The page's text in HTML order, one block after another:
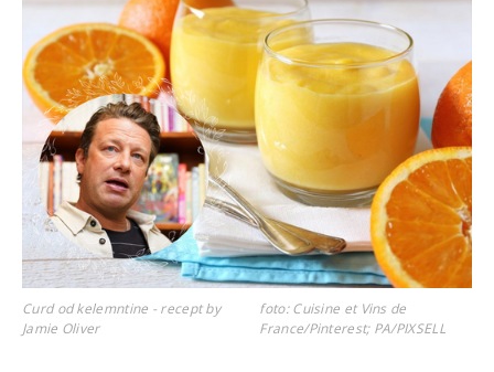
Curd od kelemntine - recept by
Jamie Oliver
foto: Cuisine et Vins de
France/Pinterest; PA/PIXSELL